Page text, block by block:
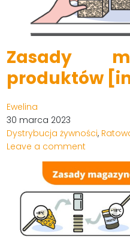
Zasady
produktów
Ewelina
30 marca 2023
Dystrybucja żywności,
Leave a comment